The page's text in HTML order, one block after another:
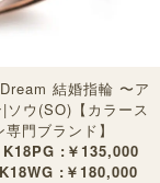
結婚指輪 〜ア
ソウ(SO)【カラース
専門ブランド】
:￥135,000
:￥180,000